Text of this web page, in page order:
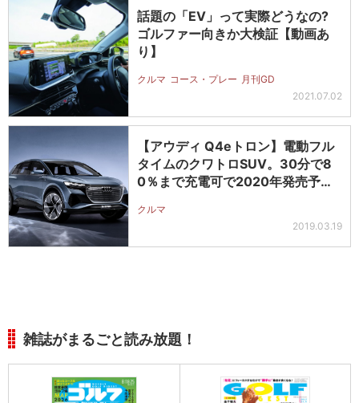
話題の「EV」って実際どうなの?
ゴルファー向きか大検証【動画あ
り】
クルマ コース・プレー 月刊GD
2021.07.02
【アウディ Q4eトロン】電動フル
タイムのクワトロSUV。30分で8
0％まで充電可で2020年発売予…
クルマ
2019.03.19
雑誌がまるごと読み放題！